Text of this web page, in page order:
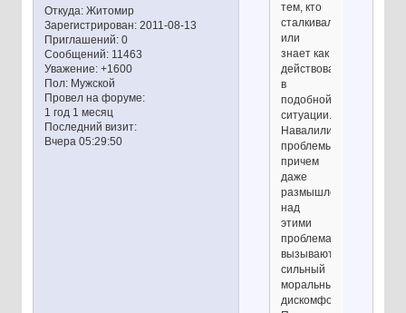
Откуда:Житомир
Зарегистрирован: 2011-08-13
Приглашений:0
Сообщений:11463
Уважение: +1600
Пол:Мужской
Провел на форуме:
1 год 1 месяц
Последний визит:
Вчера 05:29:50
тем, кто
сталкивался,
или
знает как
действовать
в
подобной
ситуации.
Навалились
проблемы,
причем
даже
размышления
над
этими
проблемами
вызывают
сильный
моральный
дискомфорт.